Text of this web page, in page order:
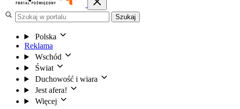
Szukaj
Polska
Reklama
Wschód
Świat
Duchowość i wiara
Jest afera!
Więcej